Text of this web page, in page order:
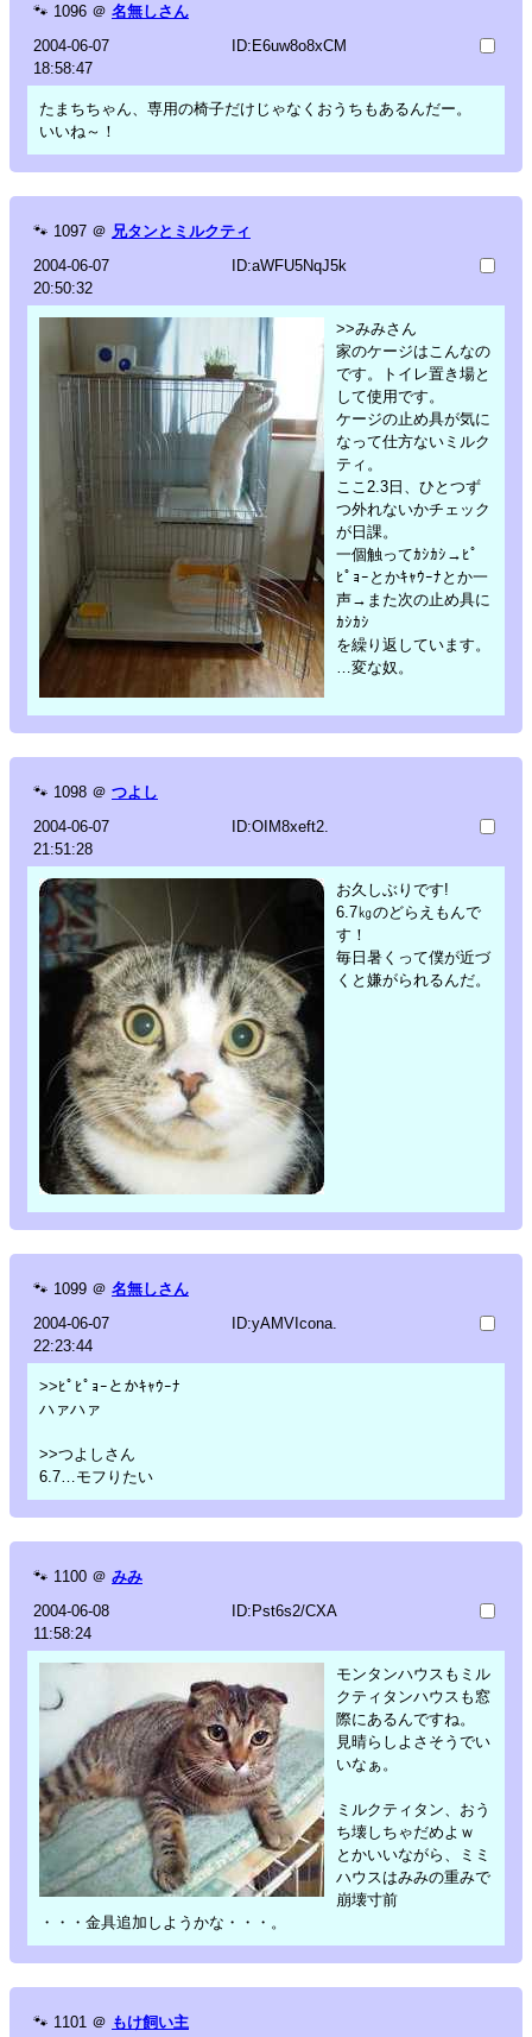
🐾 1096 ＠ 名無しさん
2004-06-07
18:58:47
ID:E6uw8o8xCM
たまちちゃん、専用の椅子だけじゃなくおうちもあるんだー。
いいね～！
🐾 1097 ＠ 兄タンとミルクティ
2004-06-07
20:50:32
ID:aWFU5NqJ5k
>>みみさん
家のケージはこんなの
です。トイレ置き場と
して使用です。
ケージの止め具が気に
なって仕方ないミルク
ティ。
ここ2.3日、ひとつず
つ外れないかチェック
が日課。
一個触ってｶｼｶｼ→ﾋﾟ
ﾋﾟｮｰとかｷｬｳｰﾅとか一
声→また次の止め具に
ｶｼｶｼ
を繰り返しています。
…変な奴。
🐾 1098 ＠ つよし
2004-06-07
21:51:28
ID:OIM8xeft2.
お久しぶりです!
6.7㎏のどらえもんで
す！
毎日暑くって僕が近づ
くと嫌がられるんだ。
🐾 1099 ＠ 名無しさん
2004-06-07
22:23:44
ID:yAMVIcona.
>>ﾋﾟﾋﾟｮｰとかｷｬｳｰﾅ
ハァハァ
>>つよしさん
6.7…モフりたい
🐾 1100 ＠ みみ
2004-06-08
11:58:24
ID:Pst6s2/CXA
モンタンハウスもミル
クティタンハウスも窓
際にあるんですね。
見晴らしよさそうでい
いなぁ。
ミルクティタン、おう
ち壊しちゃだめよｗ
とかいいながら、ミミ
ハウスはみみの重みで
崩壊寸前
・・・金具追加しようかな・・・。
🐾 1101 ＠ もけ飼い主